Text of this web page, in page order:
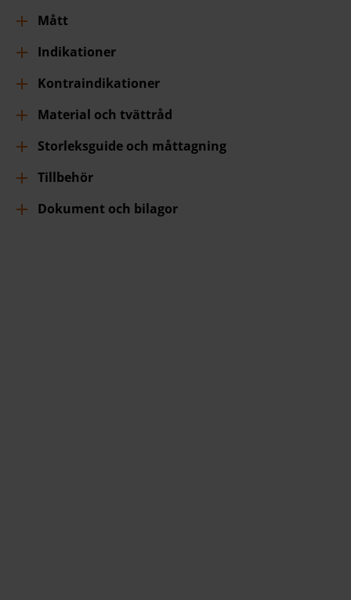
Mått
Indikationer
Kontraindikationer
Material och tvättråd
Storleksguide och måttagning
Tillbehör
Dokument och bilagor